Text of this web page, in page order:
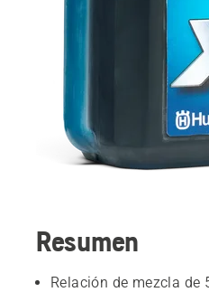
Resumen
Relación de mezcla de